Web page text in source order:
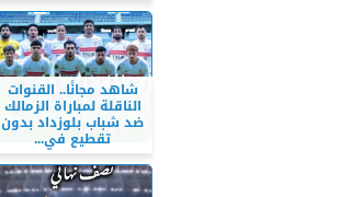
شاهد مجانًا.. القنوات
الناقلة لمباراة الزمالك
ضد شباب بلوزداد بدون
تقطيع في...